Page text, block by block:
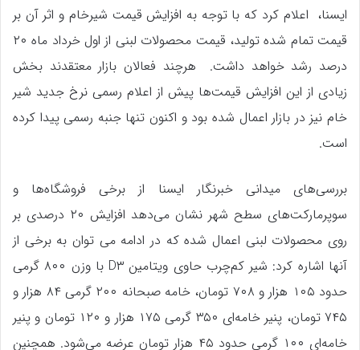
ایسنا، اعلام کرد که با توجه به افزایش قیمت شیرخام و اثر آن بر
قیمت تمام شده تولید، قیمت محصولات لبنی از اول خرداد ماه ۲۰
درصد رشد خواهد داشت. هرچند فعالان بازار معتقدند بخش
زیادی از این افزایش قیمت‌ها پیش از اعلام رسمی نرخ جدید شیر
خام نیز در بازار اعمال شده بود و اکنون تنها جنبه رسمی پیدا کرده
است.
بررسی‌های میدانی خبرنگار ایسنا از برخی فروشگاه‌ها و
سوپرمارکت‌های سطح شهر نشان می‌دهد افزایش ۲۰ درصدی بر
روی محصولات لبنی اعمال شده که در ادامه می توان به برخی از
آنها اشاره کرد: شیر کم‌چرب حاوی ویتامین D۳ با وزن ۸۰۰ گرمی
حدود ۱۰۵ هزار و ۷۰۸ تومان، خامه صبحانه ۲۰۰ گرمی ۸۴ هزار و
۷۴۵ تومان، پنیر خامه‌ای ۳۵۰ گرمی ۱۷۵ هزار و ۱۲۰ تومان و پنیر
خامه‌ای ۱۰۰ گرمی حدود ۴۵ هزار تومان عرضه می‌شود. همچنین